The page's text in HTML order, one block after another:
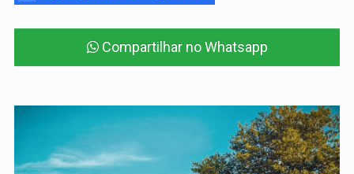
Compartilhar no Whatsapp